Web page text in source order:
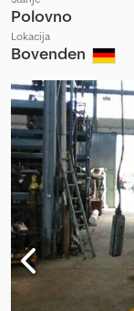
Polovno
Lokacija
Bovenden